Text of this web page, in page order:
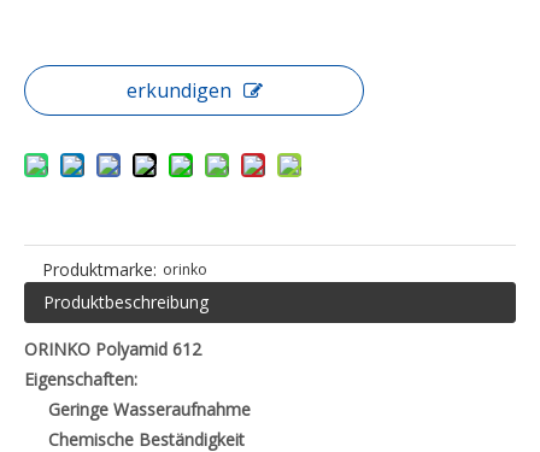
erkundigen
Produktmarke: orinko
Produktbeschreibung
ORINKO Polyamid 612
Eigenschaften:
Geringe Wasseraufnahme
Chemische Beständigkeit